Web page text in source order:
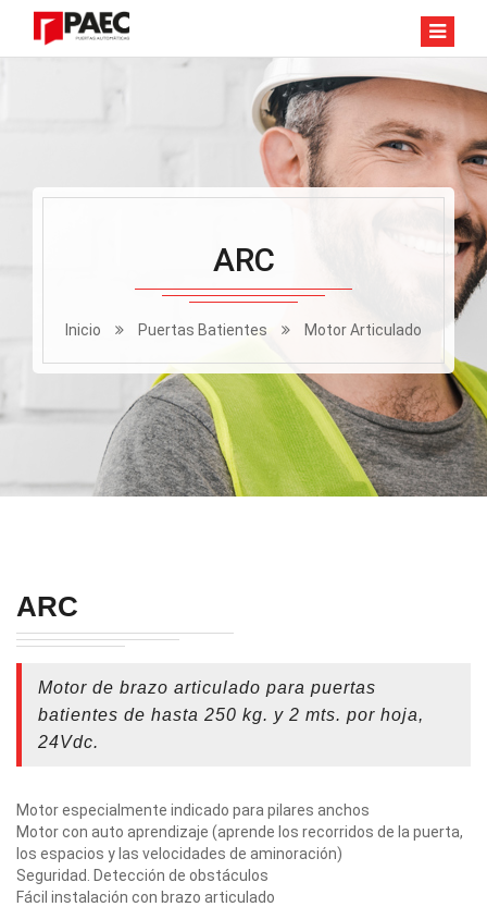
ARC
Inicio Puertas Batientes Motor Articulado
ARC
Motor de brazo articulado para puertas
batientes de hasta 250 kg. y 2 mts. por hoja,
24Vdc.
Motor especialmente indicado para pilares anchos
Motor con auto aprendizaje (aprende los recorridos de la puerta,
los espacios y las velocidades de aminoración)
Seguridad. Detección de obstáculos
Fácil instalación con brazo articulado